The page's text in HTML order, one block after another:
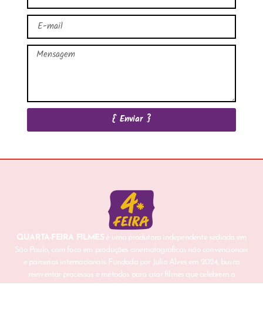
{ Enviar }
QUARTA-FEIRA FILMESé uma produtora independente sediada em
São Paulo, com foco em produções cinematográficas não convencionais
e parcerias internacionais. Fundada por Julia Alves em 2024, busca
reinventar processos e métodos para criar filmes que celebrem a